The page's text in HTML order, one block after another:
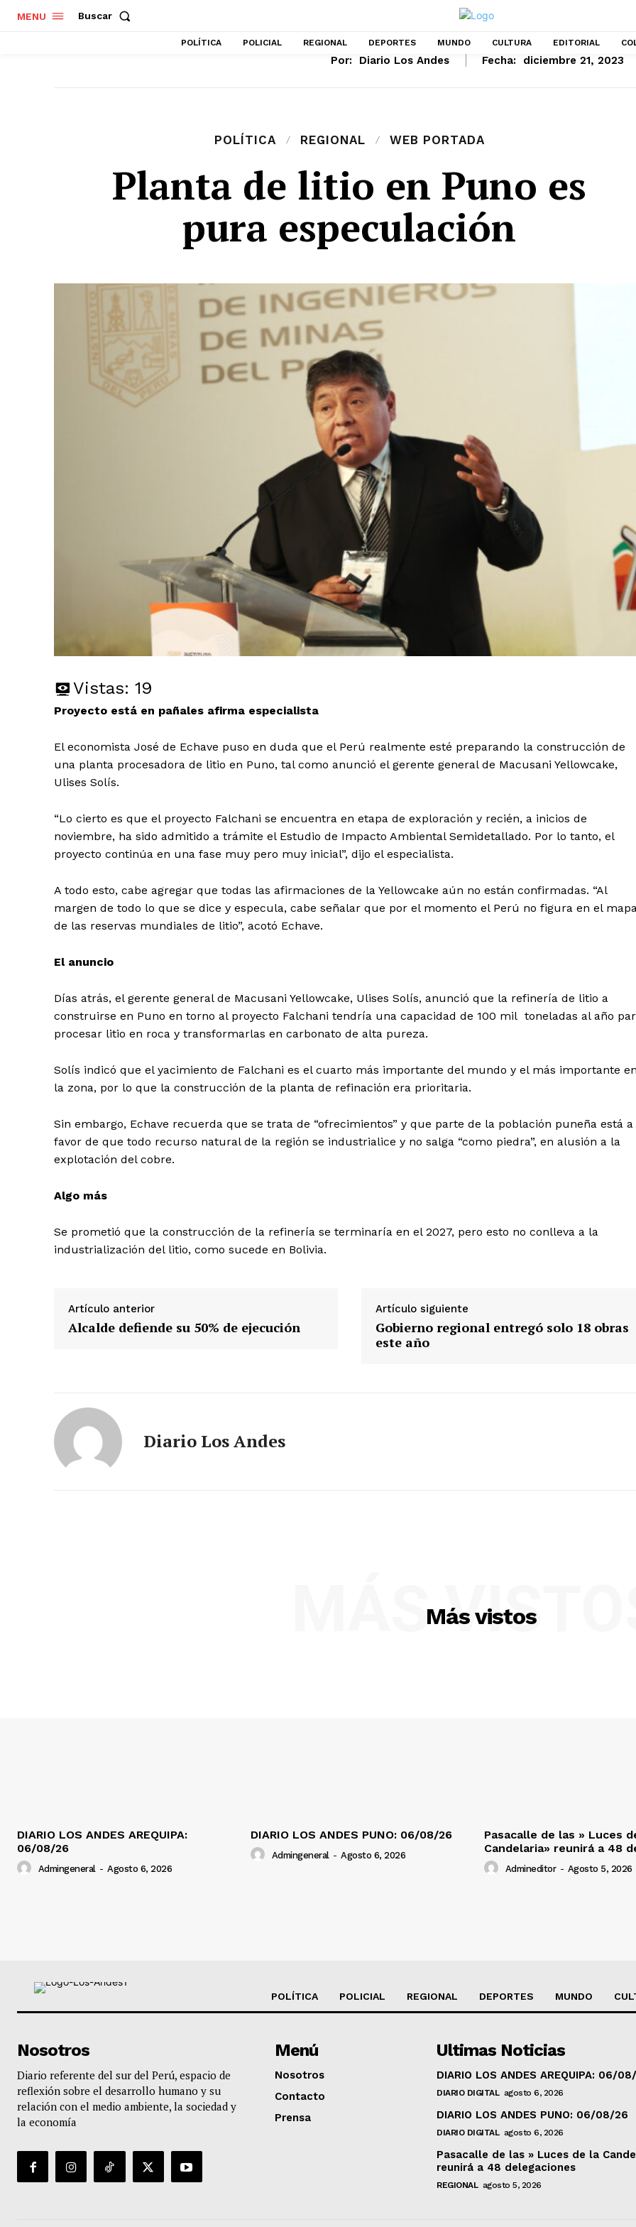
Diario los Andes
MENU Buscar
POLÍTICA POLICIAL REGIONAL DEPORTES MUNDO CULTURA EDITORIAL
Por: Diario Los Andes Fecha: diciembre 21, 2023
POLÍTICA REGIONAL WEB PORTADA
Planta de litio en Puno es
pura especulación
Vistas: 19
Proyecto está en pañales afirma especialista
El economista José de Echave puso en duda que el Perú realmente esté preparando la construcción de
una planta procesadora de litio en Puno, tal como anunció el gerente general de Macusani Yellowcake,
Ulises Solís.
“Lo cierto es que el proyecto Falchani se encuentra en etapa de exploración y recién, a inicios de
noviembre, ha sido admitido a trámite el Estudio de Impacto Ambiental Semidetallado. Por lo tanto, el
proyecto continúa en una fase muy pero muy inicial”, dijo el especialista.
A todo esto, cabe agregar que todas las afirmaciones de la Yellowcake aún no están confirmadas. “Al
margen de todo lo que se dice y especula, cabe señalar que por el momento el Perú no figura en el
de las reservas mundiales de litio”, acotó Echave.
El anuncio
Días atrás, el gerente general de Macusani Yellowcake, Ulises Solís, anunció que la refinería de litio a
construirse en Puno en torno al proyecto Falchani tendría una capacidad de 100 mil toneladas al año
procesar litio en roca y transformarlas en carbonato de alta pureza.
Solís indicó que el yacimiento de Falchani es el cuarto más importante del mundo y el más importante
la zona, por lo que la construcción de la planta de refinación era prioritaria.
Sin embargo, Echave recuerda que se trata de “ofrecimientos” y que parte de la población puneña está a
favor de que todo recurso natural de la región se industrialice y no salga “como piedra”, en alusión a la
explotación del cobre.
Algo más
Se prometió que la construcción de la refinería se terminaría en el 2027, pero esto no conlleva a la
industrialización del litio, como sucede en Bolivia.
Artículo anterior
Alcalde defiende su 50% de ejecución
Artículo siguiente
Gobierno regional entregó solo 18 obras
este año
Diario Los Andes
Más vistos
MÁS
DIARIO LOS ANDES AREQUIPA:
06/08/26
Admingeneral - Agosto 6, 2026
DIARIO LOS ANDES PUNO: 06/08/26
Admingeneral - Agosto 6, 2026
Pasacalle de las » Luces
Candelaria» reunirá a 48
Admineditor - Agosto 5, 2026
POLÍTICA POLICIAL REGIONAL DEPORTES MUNDO
Nosotros
Diario referente del sur del Perú, espacio de
reflexión sobre el desarrollo humano y su
relación con el medio ambiente, la sociedad y
la economía
Menú
Nosotros
Contacto
Prensa
Ultimas Noticias
DIARIO LOS ANDES AREQUIPA: 06/
DIARIO DIGITAL agosto 6, 2026
DIARIO LOS ANDES PUNO: 06/08/26
DIARIO DIGITAL agosto 6, 2026
Pasacalle de las » Luces de la
reunirá a 48 delegaciones
REGIONAL agosto 5, 2026